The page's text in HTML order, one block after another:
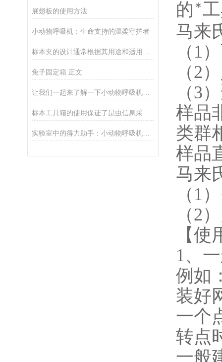
展翅板的使用方法
小动物呼吸机：生命支持的温柔守护者
兔子固定箱 正文
让我们一起来了解一下小动物呼吸机的历史和分类
实验室中的得力助手：小动物呼吸机在科研中的应用
的*
马来
（1）
（2）
（3）
样品
类群
样品
马来
（1）
（2）
【
1、
例如
装好
一个
转点
一般